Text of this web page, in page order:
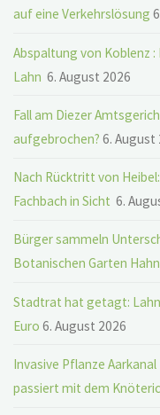
auf eine Verkehrslösung
Abspaltung von Koblenz
Lahn 6. August 2026
Fall am Diezer
aufgebrochen? 6. August
Nach Rücktritt von
Fachbach in Sicht 6.
Bürger sammeln
Botanischen Garten
Stadtrat hat getagt:
Euro 6. August 2026
Invasive Pflanze Aarkanal
passiert mit dem